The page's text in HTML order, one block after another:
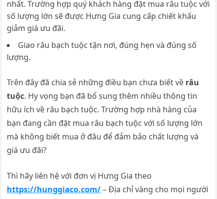
nhất. Trường hợp quý khách hàng đặt mua râu tuộc với
số lượng lớn sẽ được Hưng Gia cung cấp chiết khấu
giảm giá ưu đãi.
Giao râu bạch tuộc tận nơi, đúng hẹn và đúng số
lượng.
Trên đây đã chia sẻ những điều bạn chưa biết về râu
tuộc. Hy vọng bạn đã bổ sung thêm nhiều thông tin
hữu ích về râu bạch tuộc. Trường hợp nhà hàng của
bạn đang cần đặt mua râu bạch tuộc với số lượng lớn
mà không biết mua ở đâu để đảm bảo chất lượng và
giá ưu đãi?
Thì hãy liên hệ với đơn vị Hưng Gia theo
https://hunggiaco.com/– Địa chỉ vàng cho mọi người